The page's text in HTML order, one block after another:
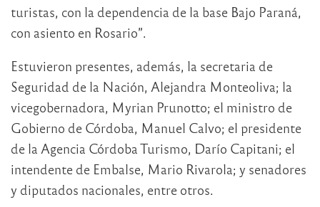
turistas, con la dependencia de la base Bajo Paraná,
con asiento en Rosario”.
Estuvieron presentes, además, la secretaria de
Seguridad de la Nación, Alejandra Monteoliva; la
vicegobernadora, Myrian Prunotto; el ministro de
Gobierno de Córdoba, Manuel Calvo; el presidente
de la Agencia Córdoba Turismo, Darío Capitani; el
intendente de Embalse, Mario Rivarola; y senadores
y diputados nacionales, entre otros.